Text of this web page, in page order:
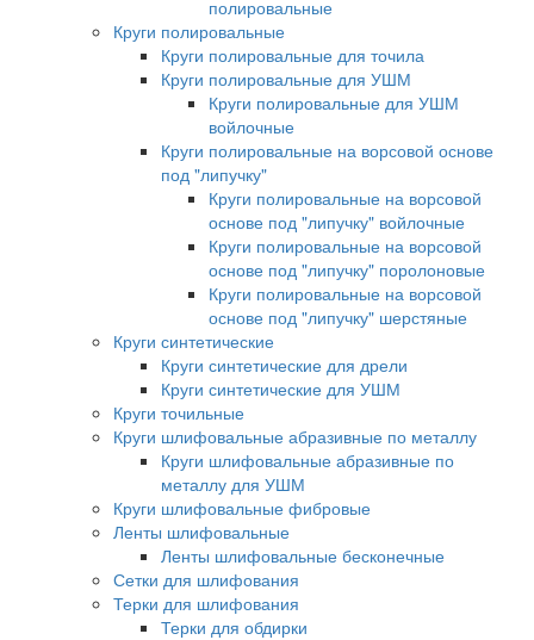
полировальные
Круги полировальные
Круги полировальные для точила
Круги полировальные для УШМ
Круги полировальные для УШМ
войлочные
Круги полировальные на ворсовой основе
под "липучку"
Круги полировальные на ворсовой
основе под "липучку" войлочные
Круги полировальные на ворсовой
основе под "липучку" поролоновые
Круги полировальные на ворсовой
основе под "липучку" шерстяные
Круги синтетические
Круги синтетические для дрели
Круги синтетические для УШМ
Круги точильные
Круги шлифовальные абразивные по металлу
Круги шлифовальные абразивные по
металлу для УШМ
Круги шлифовальные фибровые
Ленты шлифовальные
Ленты шлифовальные бесконечные
Сетки для шлифования
Терки для шлифования
Терки для обдирки